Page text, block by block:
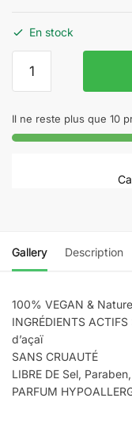
En stock
BIO
SMOOTH
Il ne reste plus que 10
Gallery Description
100% VEGAN &
INGRÉDIENTS
d’açaï
SANS CRUAUTÉ
LIBRE DE Sel,
PARFUM